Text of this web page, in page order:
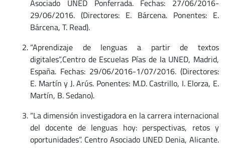
Asociado UNED Ponferrada. Fechas: 27/06/2016-
29/06/2016. (Directores: E. Bárcena. Ponentes: E.
Bárcena, T. Read).
“Aprendizaje de lenguas a partir de textos
digitales”,Centro de Escuelas Pías de la UNED, Madrid,
España. Fechas: 29/06/2016-1/07/2016. (Directores:
E. Martín y J. Arús. Ponentes: M.D. Castrillo, I. Elorza, E.
Martín, B. Sedano).
“La dimensión investigadora en la carrera internacional
del docente de lenguas hoy: perspectivas, retos y
oportunidades”. Centro Asociado UNED Denia, Alicante.